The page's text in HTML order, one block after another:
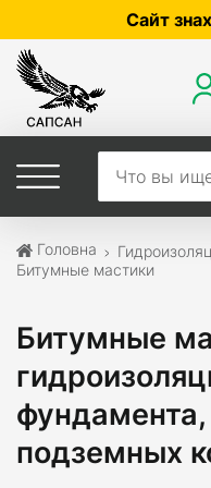
знаходиться в
Головна
Битумные мастики
Битумные
фундамента,
подземных